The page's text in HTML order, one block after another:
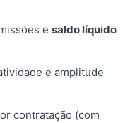
e saldo líquido
e amplitude
contratação (com